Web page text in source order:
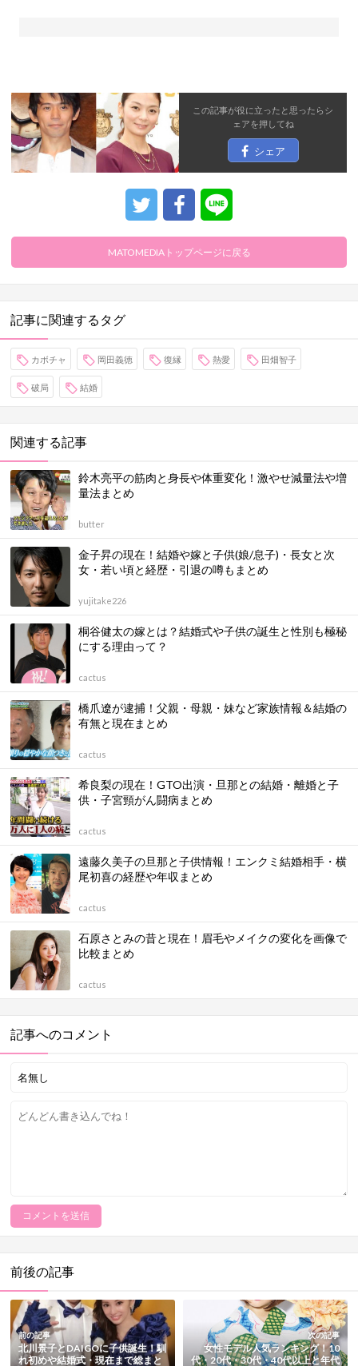
この記事が役に立ったと思ったらシ
ェアを押してね
シェア
MATOMEDIAトップページに戻る
記事に関連するタグ
カボチャ 岡田義徳 復縁 熱愛 田畑智子
破局 結婚
関連する記事
鈴木亮平の筋肉と身長や体重変化！激やせ減量法や増
量法まとめ
butter
金子昇の現在！結婚や嫁と子供(娘/息子)・長女と次
女・若い頃と経歴・引退の噂もまとめ
yujitake226
桐谷健太の嫁とは？結婚式や子供の誕生と性別も極秘
にする理由って？
cactus
橋爪遼が逮捕！父親・母親・妹など家族情報＆結婚の
有無と現在まとめ
cactus
希良梨の現在！GTO出演・旦那との結婚・離婚と子
供・子宮頸がん闘病まとめ
cactus
遠藤久美子の旦那と子供情報！エンクミ結婚相手・横
尾初喜の経歴や年収まとめ
cactus
石原さとみの昔と現在！眉毛やメイクの変化を画像で
比較まとめ
cactus
記事へのコメント
前後の記事
前の記事
北川景子とDAIGOに子供誕生！馴
れ初めや結婚式・現在まで総まと
次の記事
女性モデル人気ランキング！10
代・20代・30代・40代以上と年代